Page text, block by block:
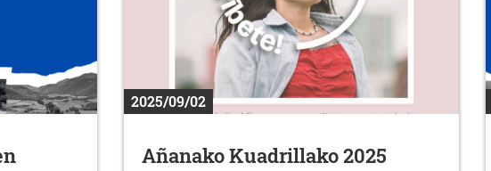
2025/09/02
Añanako Kuadrillako 2025